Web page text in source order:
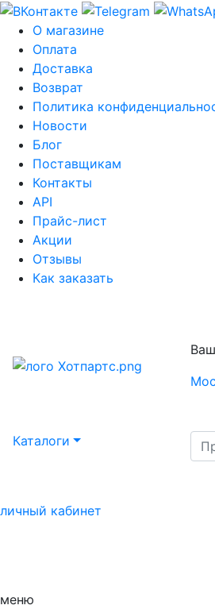
О магазине
Оплата
Доставка
Возврат
Политика
Новости
Блог
Поставщикам
Контакты
API
Прайс-лист
Акции
Отзывы
Как заказать
Каталоги
личный кабинет
меню